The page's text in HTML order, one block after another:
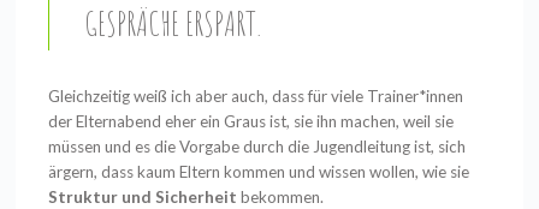
ESPRÄCHE ERSPART.
Gleichzeitig weiß ich aber auch, dass für viele Trainer*innen
der Elternabend eher ein Graus ist, sie ihn machen, weil sie
müssen und es die Vorgabe durch die Jugendleitung ist, sich
ärgern, dass kaum Eltern kommen und wissen wollen, wie sie
Struktur und Sicherheit bekommen.